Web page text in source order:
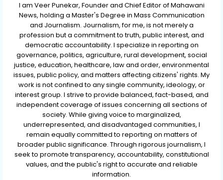
I am Veer Punekar, Founder and Chief Editor of Mahawani
News, holding a Master's Degree in Mass Communication
and Journalism. Journalism, for me, is not merely a
profession but a commitment to truth, public interest, and
democratic accountability. I specialize in reporting on
governance, politics, agriculture, rural development, social
justice, education, healthcare, law and order, environmental
issues, public policy, and matters affecting citizens' rights. My
work is not confined to any single community, ideology, or
interest group. I strive to provide balanced, fact-based, and
independent coverage of issues concerning all sections of
society. While giving voice to marginalized,
underrepresented, and disadvantaged communities, I
remain equally committed to reporting on matters of
broader public significance. Through rigorous journalism, I
seek to promote transparency, accountability, constitutional
values, and the public's right to accurate and reliable
information.